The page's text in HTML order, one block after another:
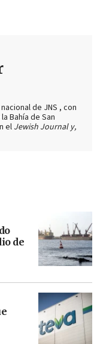
de JNS , con
Bahía de San
el Jewish Journal y,
de